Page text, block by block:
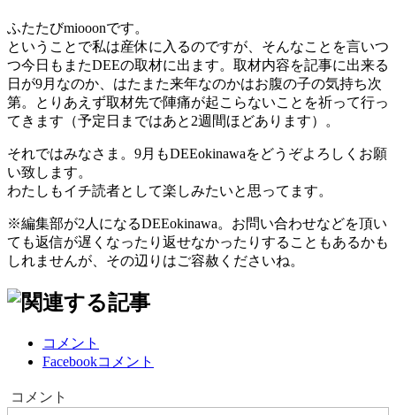
ふたたびmiooonです。
ということで私は産休に入るのですが、そんなことを言いつ
つ今日もまたDEEの取材に出ます。取材内容を記事に出来る
日が9月なのか、はたまた来年なのかはお腹の子の気持ち次
第。とりあえず取材先で陣痛が起こらないことを祈って行っ
てきます（予定日まではあと2週間ほどあります）。
それではみなさま。9月もDEEokinawaをどうぞよろしくお願
い致します。
わたしもイチ読者として楽しみたいと思ってます。
※編集部が2人になるDEEokinawa。お問い合わせなどを頂い
ても返信が遅くなったり返せなかったりすることもあるかも
しれませんが、その辺りはご容赦くださいね。
コメント
Facebookコメント